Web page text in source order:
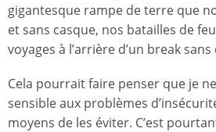
gigantesque rampe de terre que
et sans casque, nos batailles de
voyages à l’arrière d’un break
Cela pourrait faire penser que je
sensible aux problèmes
moyens de les éviter. C’est